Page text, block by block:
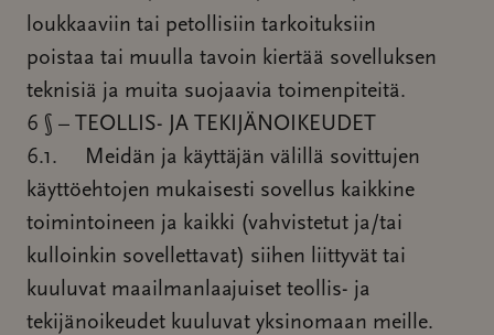
loukkaaviin tai petollisiin tarkoituksiin
poistaa tai muulla tavoin kiertää sovelluksen
teknisiä ja muita suojaavia toimenpiteitä.
6 § – TEOLLIS- JA TEKIJÄNOIKEUDET
6.1. Meidän ja käyttäjän välillä sovittujen
käyttöehtojen mukaisesti sovellus kaikkine
toimintoineen ja kaikki (vahvistetut ja/tai
kulloinkin sovellettavat) siihen liittyvät tai
kuuluvat maailmanlaajuiset teollis- ja
tekijänoikeudet kuuluvat yksinomaan meille.